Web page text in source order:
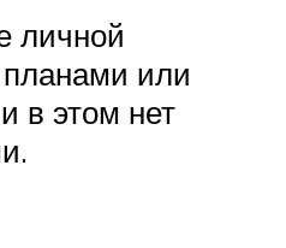
личной
или
в этом нет